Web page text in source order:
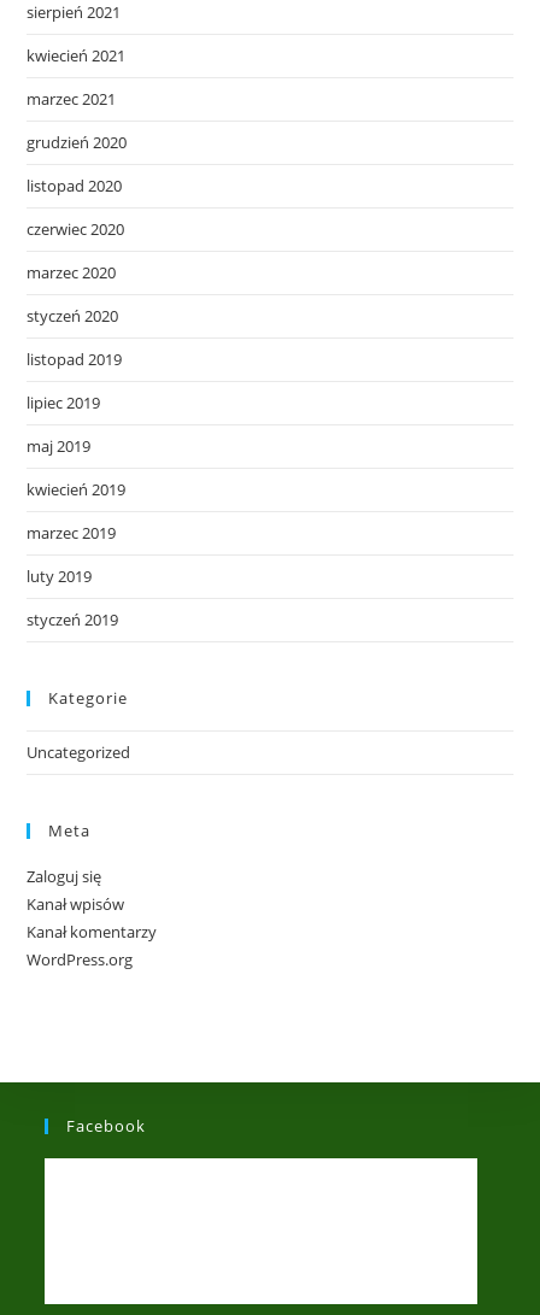
sierpień 2021
kwiecień 2021
marzec 2021
grudzień 2020
listopad 2020
czerwiec 2020
marzec 2020
styczeń 2020
listopad 2019
lipiec 2019
maj 2019
kwiecień 2019
marzec 2019
luty 2019
styczeń 2019
Kategorie
Uncategorized
Meta
Zaloguj się
Kanał wpisów
Kanał komentarzy
WordPress.org
Facebook